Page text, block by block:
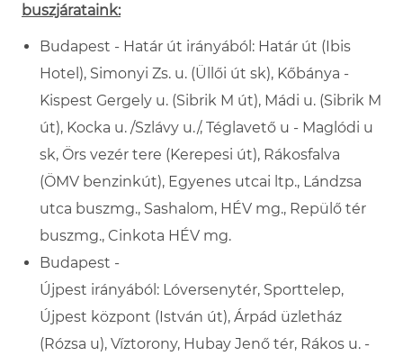
buszjárataink:
Budapest - Határ út irányából: Határ út (Ibis
Hotel), Simonyi Zs. u. (Üllői út sk), Kőbánya -
Kispest Gergely u. (Sibrik M út), Mádi u. (Sibrik M
út), Kocka u. /Szlávy u./, Téglavető u - Maglódi u
sk, Örs vezér tere (Kerepesi út), Rákosfalva
(ÖMV benzinkút), Egyenes utcai ltp., Lándzsa
utca buszmg., Sashalom, HÉV mg., Repülő tér
buszmg., Cinkota HÉV mg.
Budapest -
Újpest irányából: Lóversenytér, Sporttelep,
Újpest központ (István út), Árpád üzletház
(Rózsa u), Víztorony, Hubay Jenő tér, Rákos u. -